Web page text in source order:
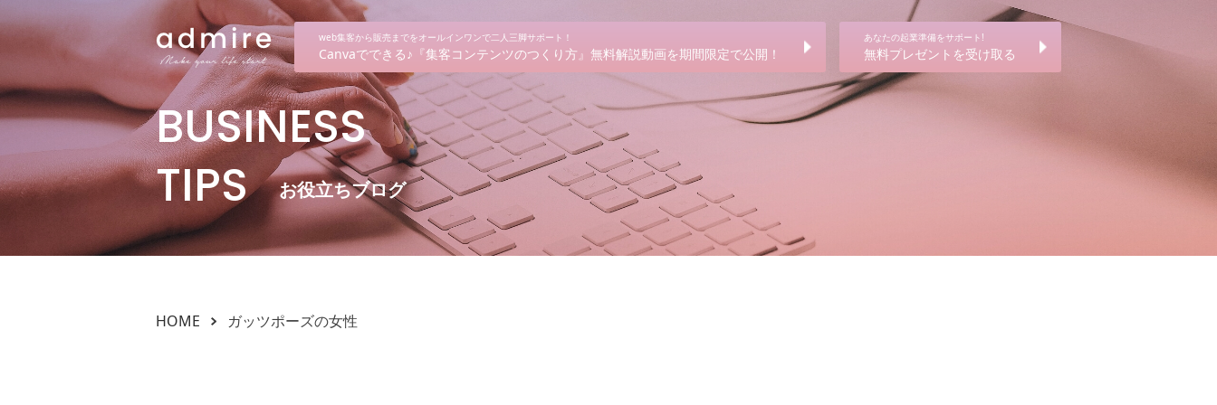
web集客から販売までをオールインワンで二人三脚サポート！
Canvaでできる♪『集客コンテンツのつくり方』無料解説動画を期間限定で公開！
あなたの起業準備をサポート!
無料プレゼントを受け取る
BUSINESS
TIPS
お役立ちブログ
HOME ガッツポーズの女性